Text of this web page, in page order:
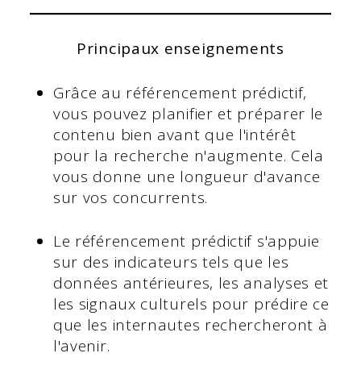
Principaux enseignements
Grâce au référencement prédictif,
vous pouvez planifier et préparer le
contenu bien avant que l'intérêt
pour la recherche n'augmente. Cela
vous donne une longueur d'avance
sur vos concurrents.
Le référencement prédictif s'appuie
sur des indicateurs tels que les
données antérieures, les analyses et
les signaux culturels pour prédire ce
que les internautes rechercheront à
l'avenir.